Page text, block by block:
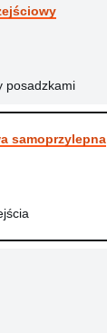
posadzkami
samoprzylepna